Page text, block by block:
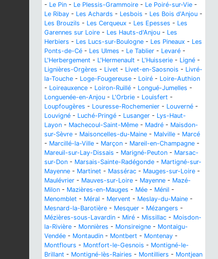
- Le Pin - Le Plessis-Grammoire - Le Poiré-sur-Vie -
Le Ribay - Les Achards - Lesbois - Les Bois d'Anjou -
Les Brouzils - Les Cerqueux - Les Epesses - Les
Garennes sur Loire - Les Hauts-d'Anjou - Les
Herbiers - Les Lucs-sur-Boulogne - Les Pineaux - Les
Ponts-de-Cé - Les Ulmes - Le Tablier - Levaré -
L'Herbergement - L'Hermenault - L'Huisserie - Ligné -
Lignières-Orgères - Livet - Livet-en-Saosnois - Livré-
la-Touche - Loge-Fougereuse - Loiré - Loire-Authion
- Loireauxence - Loiron-Ruillé - Longué-Jumelles -
Longuenée-en-Anjou - L'Orbrie - Louisfert -
Loupfougères - Louresse-Rochemenier - Louverné -
Louvigné - Luché-Pringé - Lusanger - Lys-Haut-
Layon - Machecoul-Saint-Même - Madré - Maisdon-
sur-Sèvre - Maisoncelles-du-Maine - Malville - Marcé
- Marcillé-la-Ville - Marçon - Mareil-en-Champagne -
Mareuil-sur-Lay-Dissais - Marigné-Peuton - Marsac-
sur-Don - Marsais-Sainte-Radégonde - Martigné-sur-
Mayenne - Martinet - Massérac - Mauges-sur-Loire -
Maulévrier - Mauves-sur-Loire - Mayenne - Mazé-
Milon - Mazières-en-Mauges - Mée - Ménil -
Menomblet - Méral - Mervent - Meslay-du-Maine -
Mesnard-la-Barotière - Mesquer - Mézangers -
Mézières-sous-Lavardin - Miré - Missillac - Moisdon-
la-Rivière - Monnières - Monsireigne - Montaigu-
Vendée - Montaudin - Montbert - Montenay -
Montflours - Montfort-le-Gesnois - Montigné-le-
Brillant - Montigné-lès-Rairies - Montilliers - Montjean